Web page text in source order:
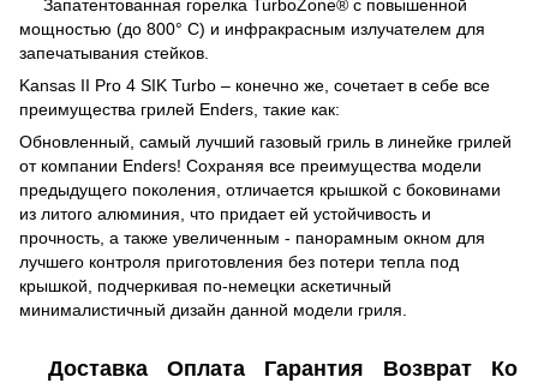
Запатентованная горелка TurboZone® с повышенной
мощностью (до 800° С) и инфракрасным излучателем для
запечатывания стейков.
Kansas II Pro 4 SIK Turbo – конечно же, сочетает в себе все
преимущества грилей Enders, такие как:
Обновленный, самый лучший газовый гриль в линейке грилей
от компании Enders! Сохраняя все преимущества модели
предыдущего поколения, отличается крышкой с боковинами
из литого алюминия, что придает ей устойчивость и
прочность, а также увеличенным - панорамным окном для
лучшего контроля приготовления без потери тепла под
крышкой, подчеркивая по-немецки аскетичный
минималистичный дизайн данной модели гриля.
Доставка Оплата Гарантия Возврат